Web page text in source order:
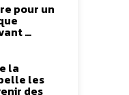
pour un
…
la
les
des